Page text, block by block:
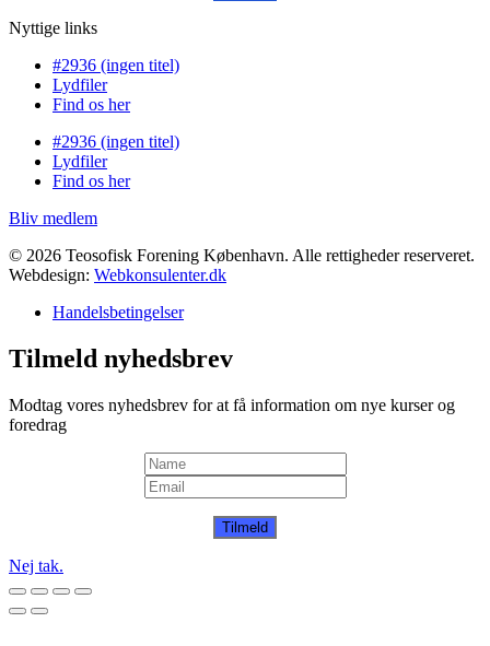
Nyttige links
#2936 (ingen titel)
Lydfiler
Find os her
#2936 (ingen titel)
Lydfiler
Find os her
Bliv medlem
© 2026 Teosofisk Forening København. Alle rettigheder reserveret.
Webdesign: Webkonsulenter.dk
Handelsbetingelser
Tilmeld nyhedsbrev
Modtag vores nyhedsbrev for at få information om nye kurser og
foredrag
Tilmeld
Nej tak.